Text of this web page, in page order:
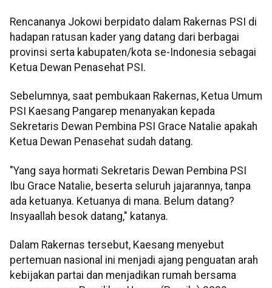
Rencananya Jokowi berpidato dalam Rakernas PSI di
hadapan ratusan kader yang datang dari berbagai
provinsi serta kabupaten/kota se-Indonesia sebagai
Ketua Dewan Penasehat PSI.
Sebelumnya, saat pembukaan Rakernas, Ketua Umum
PSI Kaesang Pangarep menanyakan kepada
Sekretaris Dewan Pembina PSI Grace Natalie apakah
Ketua Dewan Penasehat sudah datang.
"Yang saya hormati Sekretaris Dewan Pembina PSI
Ibu Grace Natalie, beserta seluruh jajarannya, tanpa
ada ketuanya. Ketuanya di mana. Belum datang?
Insyaallah besok datang," katanya.
Dalam Rakernas tersebut, Kaesang menyebut
pertemuan nasional ini menjadi ajang penguatan arah
kebijakan partai dan menjadikan rumah bersama